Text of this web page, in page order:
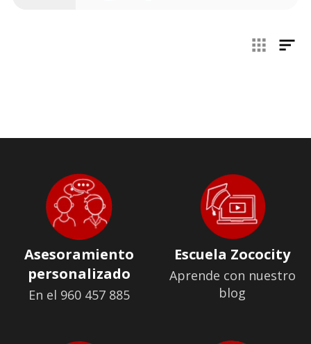
Asesoramiento
personalizado
En el 960 457 885
Escuela Zococity
Aprende con nuestro
blog